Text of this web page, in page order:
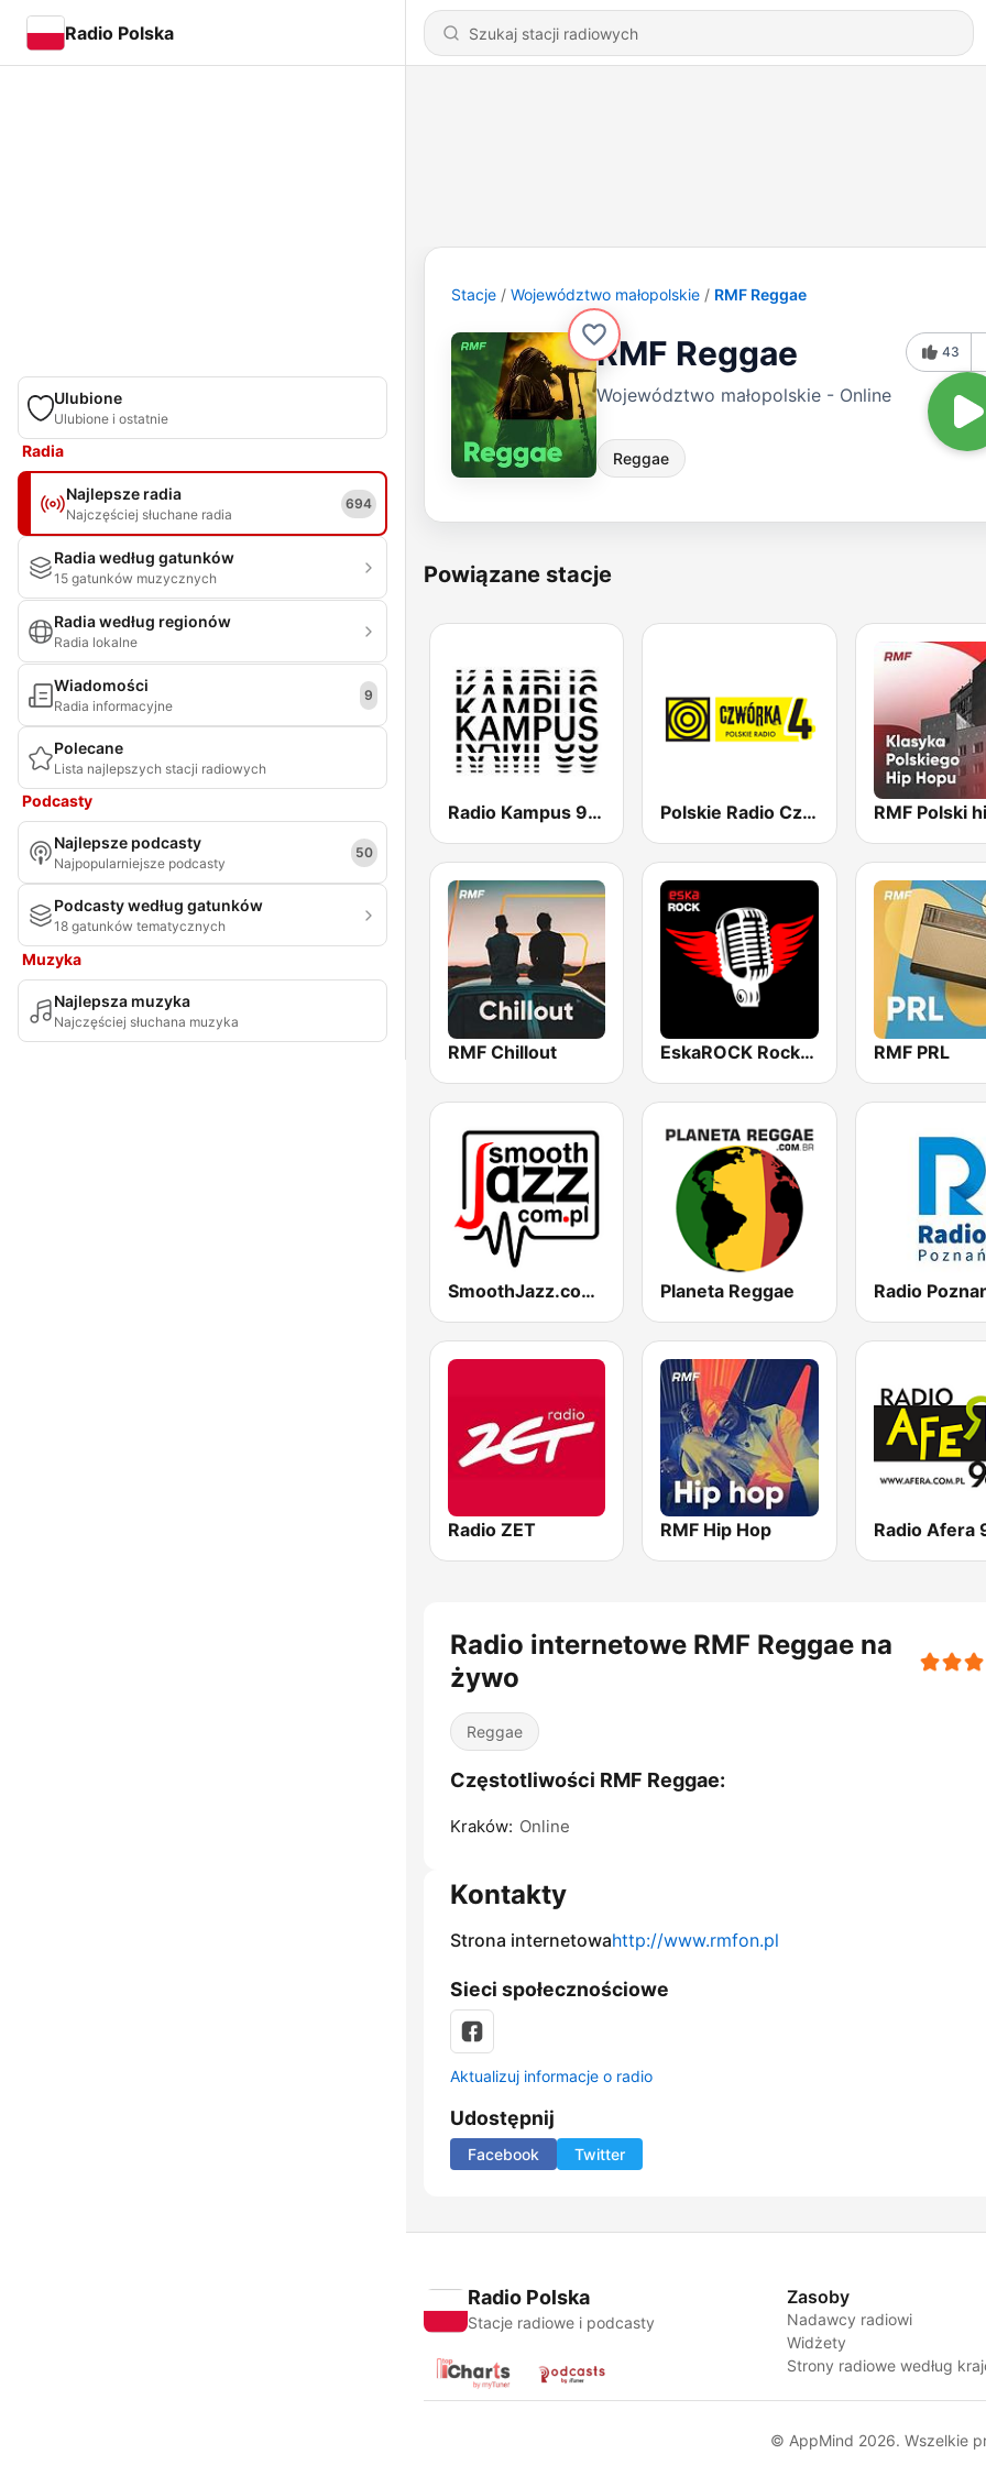
Radio Polska
Ulubione
Ulubione i ostatnie
Radia
Najlepsze radia
Najczęściej słuchane radia
694
Radia według gatunków
15 gatunków muzycznych
Radia według regionów
Radia lokalne
Wiadomości
Radia informacyjne
9
Polecane
Lista najlepszych stacji radiowych
Podcasty
Najlepsze podcasty
Najpopularniejsze podcasty
50
Podcasty według gatunków
18 gatunków tematycznych
Muzyka
Najlepsza muzyka
Najczęściej słuchana muzyka
Stacje Województwo małopolskie RMF Reggae
RMF Reggae
Województwo małopolskie - Online
Reggae
43
Powiązane stacje
Radio Kampus 97.1 Polskie Radio Czwórka
RMF Chillout EskaROCK Rock Ballads RMF PRL
SmoothJazz.com.pl Planeta Reggae Radio
Radio ZET RMF Hip Hop
Radio internetowe RMF Reggae na
żywo
Reggae
Częstotliwości RMF Reggae:
Kraków: Online
Kontakty
Strona internetowahttp://www.rmfon.pl
Sieci społecznościowe
Aktualizuj informacje o radio
Udostępnij
Facebook Twitter
Radio Polska
Stacje radiowe i podcasty
Zasoby
Nadawcy radiowi
Widżety
Strony radiowe według
© AppMind 2026. Wszelkie